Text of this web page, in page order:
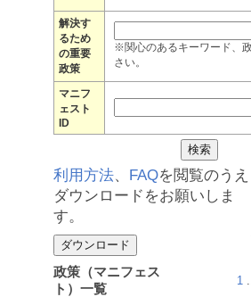
解決す
るため
の重要
政策
※関心のあるキーワード、
さい。
マニフ
ェスト
ID
利用方法、 FAQを閲覧のうえ
ダウンロードをお願いしま
す。
政策（マニフェス
ト）一覧
1